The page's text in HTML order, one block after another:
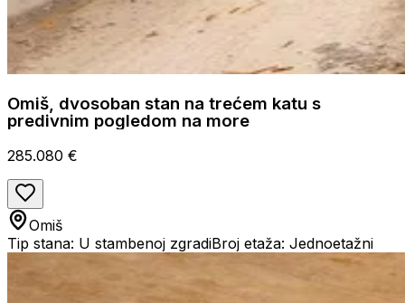
Omiš, dvosoban stan na trećem katu s
predivnim pogledom na more
285.080 €
Omiš
Tip stana: U stambenoj zgradiBroj etaža: Jednoetažni